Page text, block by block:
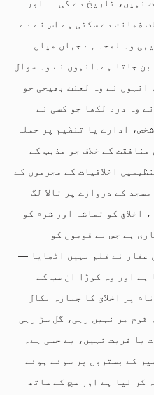
نہیں، تاریخ دے گی — اور
ضمانت دے سکتی ہے اس نے دے
وہ لمحہ ہے جہاں میاں
جاتا ہے۔انہوں نے وہ سوال
انہوں نے وہ لعنت بھیجی جو
وہ درد لکھا جو کسی نے
ادارے یا تنظیم پر حملہ
کے خلاف جو مذہب کے
اخلاقیات کے مجرموں کے
کے دروازے پر تالا لگ
اخلاق کو تماشہ اور شرم کو
ہے جس نے قوموں کو
غفار نے قلم نہیں اٹھایا —
ہے اور وہ کوڑا ان سب کے
پر اخلاق کا جنازہ نکال
قوم مر نہیں رہی، گل سڑ رہی
یا غربت نہیں، بے حسی ہے۔
کے بستروں پر سوئے ہوئے
کر لیا ہے اور سچ کے ساتھ